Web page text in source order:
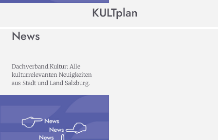
KULTplan
News
Dachverband.Kultur: Alle
kulturrelevanten Neuigkeiten
aus Stadt und Land Salzburg.